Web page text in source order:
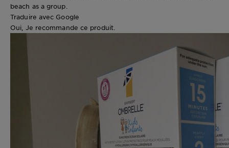
beach as a group.
Traduire avec Google
Oui, Je recommande ce produit.